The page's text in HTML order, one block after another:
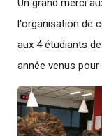
Un grand merci
l'organisation de
aux 4 étudiants
année venus